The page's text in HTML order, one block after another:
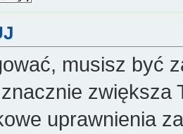
musisz być
zwiększa
uprawnienia